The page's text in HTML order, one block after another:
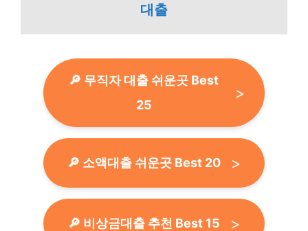
대출
🔎 무직자 대출 쉬운곳 Best
25
🔎 소액대출 쉬운곳 Best 20
🔎 비상금대출 추천 Best 15